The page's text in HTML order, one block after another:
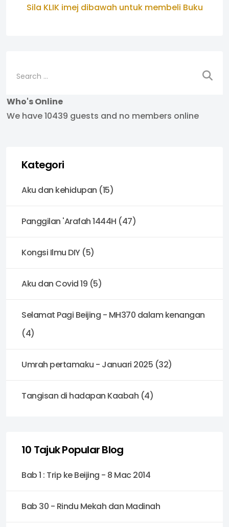
Sila KLIK imej dibawah untuk membeli Buku
Who's Online
We have 10439 guests and no members online
Kategori
Aku dan kehidupan (15)
Panggilan 'Arafah 1444H (47)
Kongsi Ilmu DIY (5)
Aku dan Covid 19 (5)
Selamat Pagi Beijing - MH370 dalam kenangan
(4)
Umrah pertamaku - Januari 2025 (32)
Tangisan di hadapan Kaabah (4)
10 Tajuk Popular Blog
Bab 1 : Trip ke Beijing - 8 Mac 2014
Bab 30 - Rindu Mekah dan Madinah